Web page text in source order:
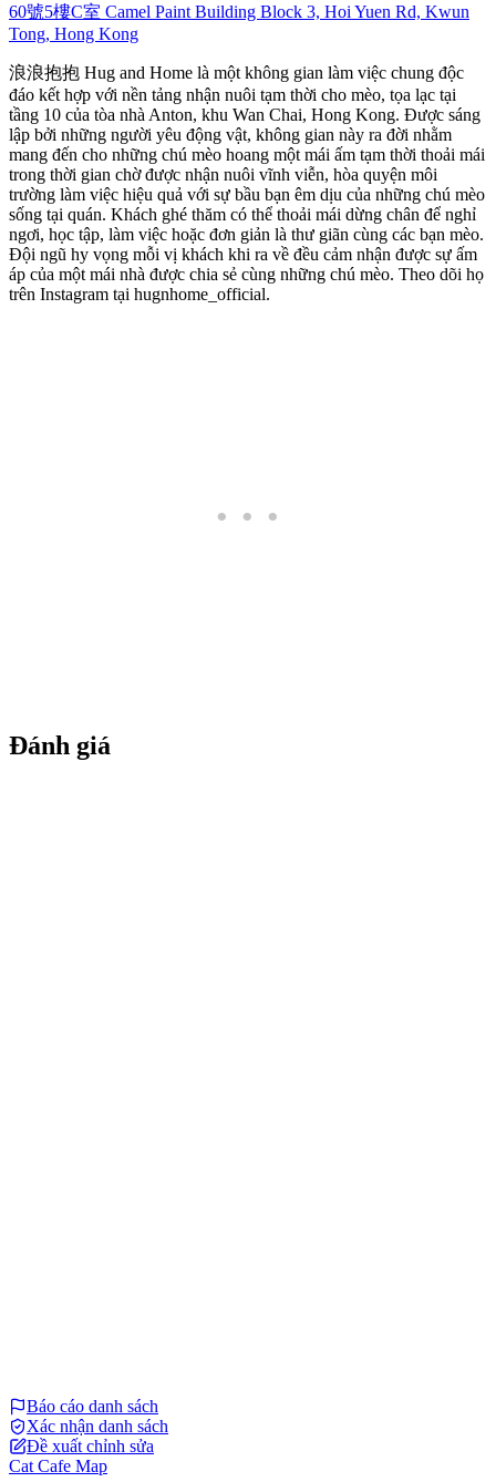
60號5樓C室 Camel Paint Building Block 3, Hoi Yuen Rd, Kwun
Tong, Hong Kong
浪浪抱抱 Hug and Home là một không gian làm việc chung độc
đáo kết hợp với nền tảng nhận nuôi tạm thời cho mèo, tọa lạc tại
tầng 10 của tòa nhà Anton, khu Wan Chai, Hong Kong. Được sáng
lập bởi những người yêu động vật, không gian này ra đời nhằm
mang đến cho những chú mèo hoang một mái ấm tạm thời thoải mái
trong thời gian chờ được nhận nuôi vĩnh viễn, hòa quyện môi
trường làm việc hiệu quả với sự bầu bạn êm dịu của những chú mèo
sống tại quán. Khách ghé thăm có thể thoải mái dừng chân để nghỉ
ngơi, học tập, làm việc hoặc đơn giản là thư giãn cùng các bạn mèo.
Đội ngũ hy vọng mỗi vị khách khi ra về đều cảm nhận được sự ấm
áp của một mái nhà được chia sẻ cùng những chú mèo. Theo dõi họ
trên Instagram tại hugnhome_official.
Đánh giá
Báo cáo danh sách
Xác nhận danh sách
Đề xuất chỉnh sửa
Cat Cafe Map